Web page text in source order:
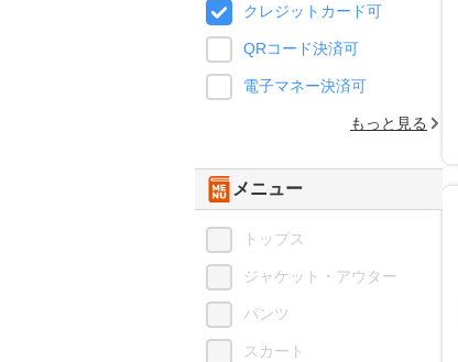
クレジットカード可
QRコード決済可
電子マネー決済可
もっと見る
メニュー
トップス
ジャケット・アウター
パンツ
スカート